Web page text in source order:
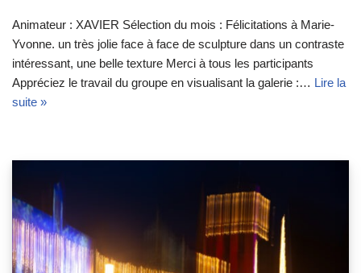
Animateur : XAVIER Sélection du mois : Félicitations à Marie-
Yvonne. un très jolie face à face de sculpture dans un contraste
intéressant, une belle texture Merci à tous les participants
Appréciez le travail du groupe en visualisant la galerie :… Lire la
suite »